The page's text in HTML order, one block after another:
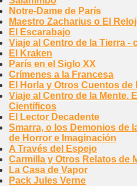
Notre-Dame de París
Maestro Zacharius o El
El Escarabajo
Viaje al Centro de la Tierra -
El Kraken
París en el Siglo XX
Crímenes a la Francesa
El Horla y Otros Cuentos
Viaje al Centro de la Mente.
Científicos
El Lector Decadente
Smarra, o los Demonios de
de Horror e Imaginación
A Través del Espejo
Carmilla y Otros Relatos de
La Casa de Vapor
Pack Jules Verne